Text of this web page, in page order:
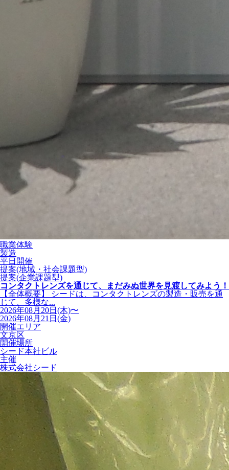
職業体験
製造
平日開催
提案(地域・社会課題型)
提案(企業課題型)
コンタクトレンズを通じて、まだみぬ世界を見渡してみよう！
【全体概要】 シードは、コンタクトレンズの製造・販売を通
じて、多様な...
2026年08月20日(木)〜
2026年08月21日(金)
開催エリア
文京区
開催場所
シード本社ビル
主催
株式会社シード